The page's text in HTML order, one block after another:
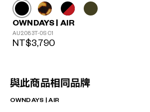
OWNDAYS | AIR
AU2083T-0S C1
NT$3,790
與此商品相同品牌
OWNDAYS | AIR